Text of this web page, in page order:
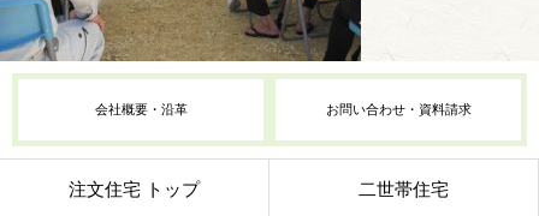
会社概要・沿革 お問い合わせ・資料請求
注文住宅 トップ 二世帯住宅